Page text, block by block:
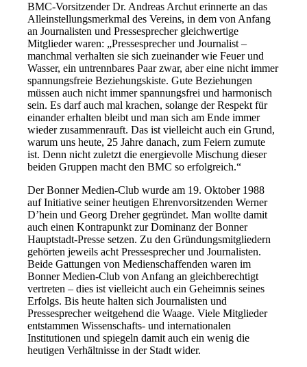
BMC-Vorsitzender Dr. Andreas Archut erinnerte an das
Alleinstellungsmerkmal des Vereins, in dem von Anfang
an Journalisten und Pressesprecher gleichwertige
Mitglieder waren: „Pressesprecher und Journalist –
manchmal verhalten sie sich zueinander wie Feuer und
Wasser, ein untrennbares Paar zwar, aber eine nicht immer
spannungsfreie Beziehungskiste. Gute Beziehungen
müssen auch nicht immer spannungsfrei und harmonisch
sein. Es darf auch mal krachen, solange der Respekt für
einander erhalten bleibt und man sich am Ende immer
wieder zusammenrauft. Das ist vielleicht auch ein Grund,
warum uns heute, 25 Jahre danach, zum Feiern zumute
ist. Denn nicht zuletzt die energievolle Mischung dieser
beiden Gruppen macht den BMC so erfolgreich.“
Der Bonner Medien-Club wurde am 19. Oktober 1988
auf Initiative seiner heutigen Ehrenvorsitzenden Werner
D’hein und Georg Dreher gegründet. Man wollte damit
auch einen Kontrapunkt zur Dominanz der Bonner
Hauptstadt-Presse setzen. Zu den Gründungsmitgliedern
gehörten jeweils acht Pressesprecher und Journalisten.
Beide Gattungen von Medienschaffenden waren im
Bonner Medien-Club von Anfang an gleichberechtigt
vertreten – dies ist vielleicht auch ein Geheimnis seines
Erfolgs. Bis heute halten sich Journalisten und
Pressesprecher weitgehend die Waage. Viele Mitglieder
entstammen Wissenschafts- und internationalen
Institutionen und spiegeln damit auch ein wenig die
heutigen Verhältnisse in der Stadt wider.